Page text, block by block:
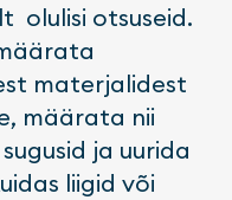
olulisi otsuseid.
materjalidest
määrata nii
ja uurida
liigid või